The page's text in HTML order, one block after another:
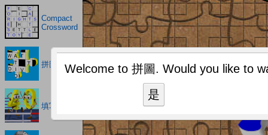
Compact
Crossword
拼圖
填写益智
Welcome to 拼圖. Would you like to
是